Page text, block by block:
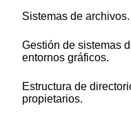
Sistemas de archivos.
Gestión de sistemas
entornos gráficos.
Estructura de
propietarios.